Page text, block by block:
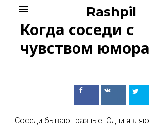
content
Rashpil
menu
Когда соседи с
чувством юмора
ПоделитьсяПоделиться
Соседи бывают разные. Одни